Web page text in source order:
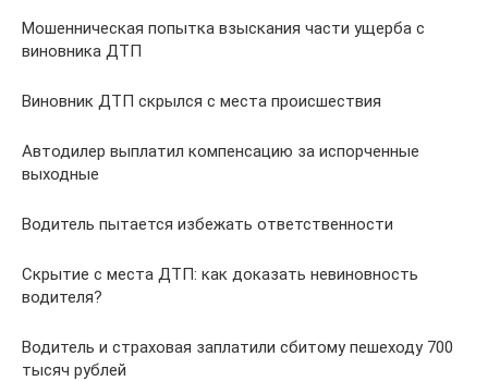
Мошенническая попытка взыскания части ущерба с
виновника ДТП
Виновник ДТП скрылся с места происшествия
Автодилер выплатил компенсацию за испорченные
выходные
Водитель пытается избежать ответственности
Скрытие с места ДТП: как доказать невиновность
водителя?
Водитель и страховая заплатили сбитому пешеходу 700
тысяч рублей